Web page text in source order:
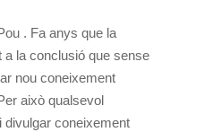
. Fa anys que la
a la conclusió que sense
nou coneixement
això qualsevol
divulgar coneixement